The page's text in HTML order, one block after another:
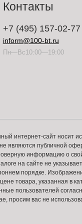
Контакты
+7 (495) 157-02-77
inform@100-bt.ru
Пн—Вс10:00—19:00
интернет-сайт носит
являются публичной
информацию о
на сайте не
порядке.
товара, указанная в
пользователей
просим вас не